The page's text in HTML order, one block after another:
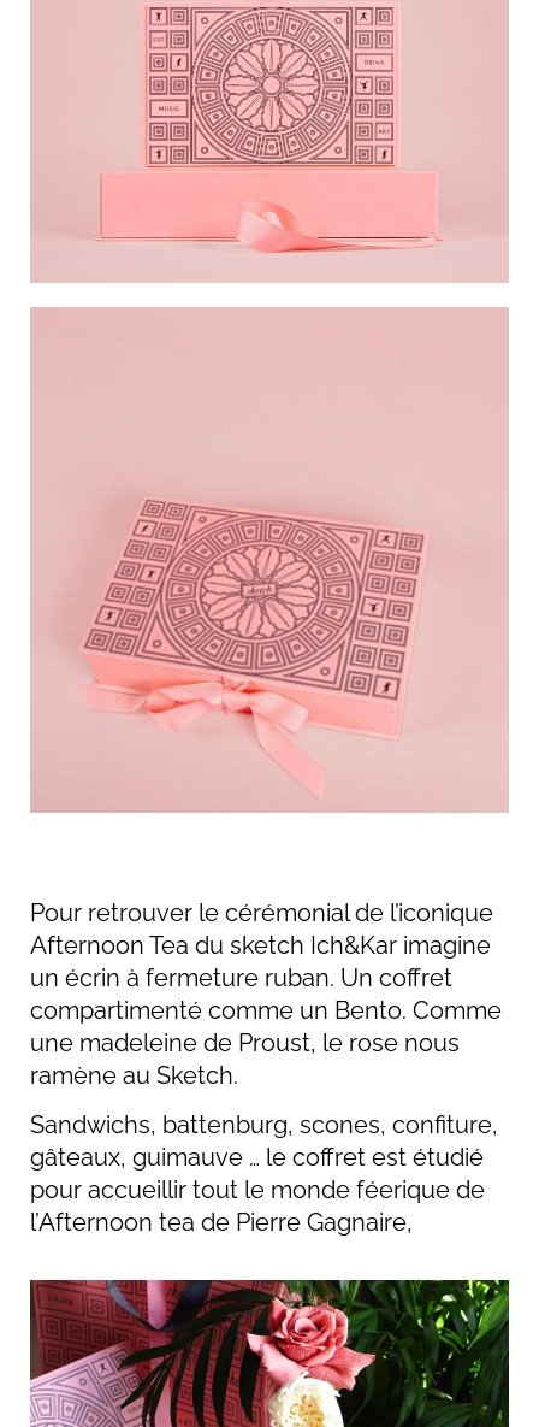
Pour retrouver le cérémonial de l’iconique
Afternoon Tea du sketch Ich&Kar imagine
un écrin à fermeture ruban. Un coffret
compartimenté comme un Bento. Comme
une madeleine de Proust, le rose nous
ramène au Sketch.
Sandwichs, battenburg, scones, confiture,
gâteaux, guimauve … le coffret est étudié
pour accueillir tout le monde féerique de
l’Afternoon tea de Pierre Gagnaire,